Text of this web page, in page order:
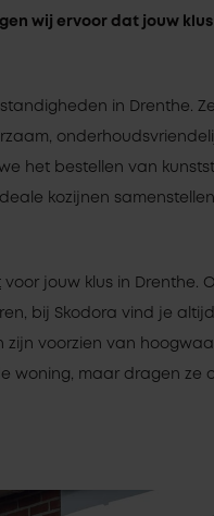
wij ervoor dat jouw
in Drenthe.
het bestellen van
kozijnen samenstellen
voor jouw klus in Drenthe.
bij Skodora vind je
voorzien van
woning, maar dragen ze